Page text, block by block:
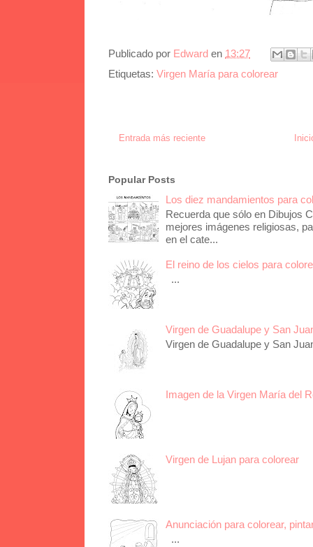
Publicado por Edward en 13:27
Etiquetas: Virgen María para colorear
Entrada más reciente
Popular Posts
Los diez mandamientos para
Recuerda que sólo en Dibujos
mejores imágenes religiosas,
en el cate...
El reino de los cielos para
...
Virgen de Guadalupe y San
Virgen de Guadalupe y San
Imagen de la Virgen María del
Virgen de Lujan para colorear
Anunciación para colorear,
...